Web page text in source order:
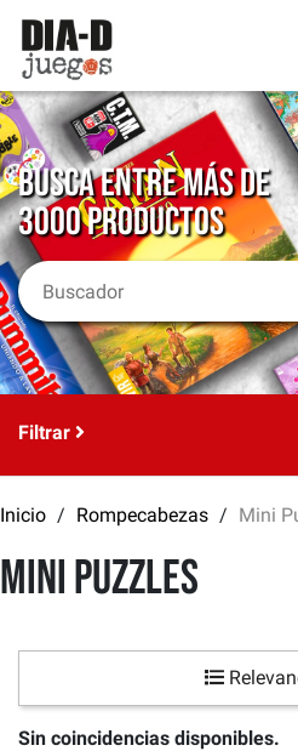
BUSCA ENTRE MÁS DE
3000 PRODUCTOS
Filtrar
Inicio Rompecabezas Mini
Mini Puzzles
Sin coincidencias disponibles.